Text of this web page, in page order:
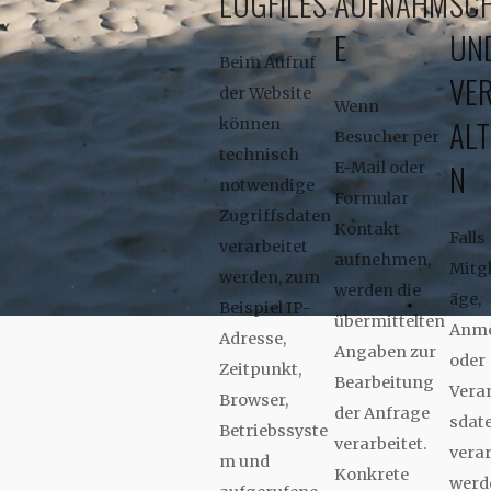
Beim Aufruf
der Website
können
technisch
notwendige
Zugriffsdaten
verarbeitet
werden, zum
Beispiel IP-
Adresse,
Zeitpunkt,
Browser,
Betriebssyste
m und
E
Wenn
Besucher per
E-Mail oder
Formular
Kontakt
aufnehmen,
werden die
übermittelten
Angaben zur
Bearbeitung
der Anfrage
verarbeitet.
Konkrete
N
Falls
äge,
oder